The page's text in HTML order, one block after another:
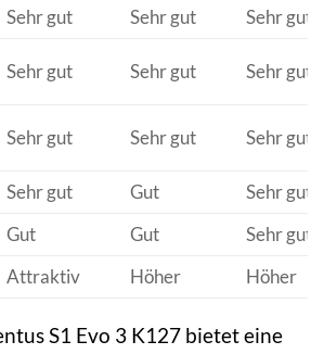
Sehr gut Sehr gut
Sehr gut
Sehr gut Sehr gut Sehr gut
Sehr gut Sehr gut Sehr gut
Sehr gut Gut
Sehr gut
Gut Gut
Sehr gut
Attraktiv Höher Höher
S1 Evo 3 K127 bietet eine